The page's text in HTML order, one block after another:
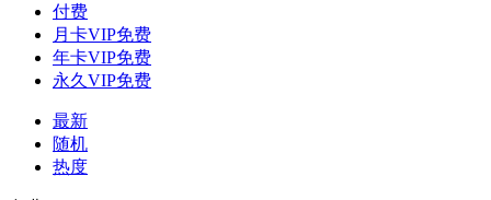
付费
月卡VIP免费
年卡VIP免费
永久VIP免费
最新
随机
热度